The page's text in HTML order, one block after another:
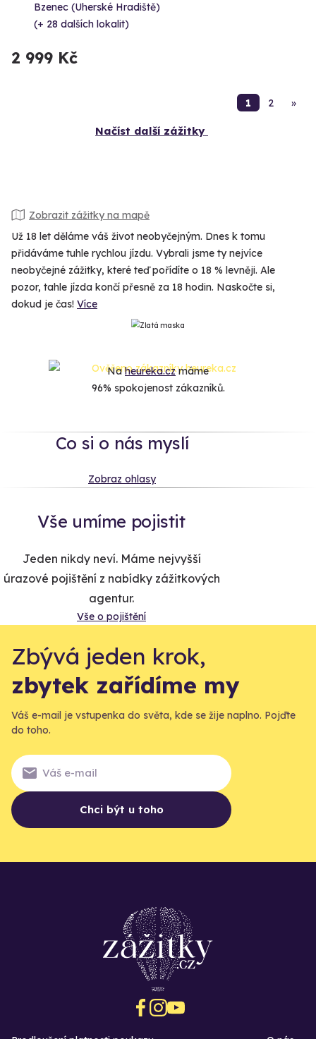
Bzenec (Uherské Hradiště)
(+ 28 dalších lokalit)
2 999 Kč
1 2 »
Načíst další zážitky
Zobrazit zážitky na mapě
Už 18 let děláme váš život neobyčejným. Dnes k tomu
přidáváme tuhle rychlou jízdu. Vybrali jsme ty nejvíce
neobyčejné zážitky, které teď pořídíte o 18 % levněji. Ale
pozor, tahle jízda končí přesně za 18 hodin. Naskočte si,
dokud je čas! Více
Naheureka.czmáme
96% spokojenost zákazníků.
Co si o nás myslí
Zobraz ohlasy
Vše umíme pojistit
Jeden nikdy neví. Máme nejvyšší
úrazové pojištění z nabídky zážitkových
agentur.
Vše o pojištění
Zbývá jeden krok,
zbytek zařídíme my
Váš e-mail je vstupenka do světa, kde se žije naplno. Pojďte
do toho.
Chci být u toho